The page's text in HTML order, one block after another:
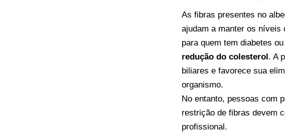
As fibras presentes no
ajudam a manter os níveis
para quem tem diabetes
redução do colesterol . A
biliares e favorece sua
organismo.
No entanto, pessoas com
restrição de fibras devem
profissional.